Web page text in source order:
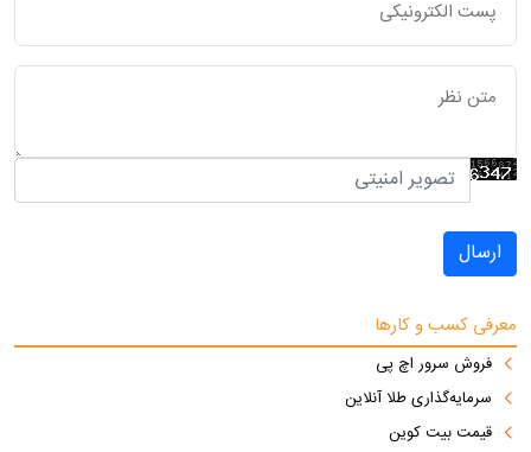
ارسال
معرفی کسب و کارها
فروش سرور اچ پی
سرمایه‌گذاری طلا آنلاین
قیمت بیت کوین